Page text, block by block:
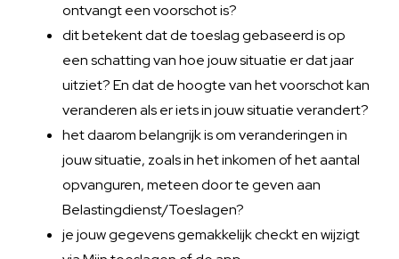
ontvangt een voorschot is?
dit betekent dat de toeslag gebaseerd is op
een schatting van hoe jouw situatie er dat jaar
uitziet? En dat de hoogte van het voorschot kan
veranderen als er iets in jouw situatie verandert?
het daarom belangrijk is om veranderingen in
jouw situatie, zoals in het inkomen of het aantal
opvanguren, meteen door te geven aan
Belastingdienst/Toeslagen?
je jouw gegevens gemakkelijk checkt en wijzigt